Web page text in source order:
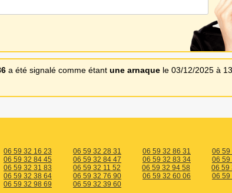
a été signalé comme étant une arnaque le 03/12/2025 à
06 59 32 16 23 06 59 32 28 31 06 59 32 86 31
06 59
06 59 32 84 45 06 59 32 84 47 06 59 32 83 34
06 59
06 59 32 31 83 06 59 32 11 52 06 59 32 94 58
06 59
06 59 32 38 64 06 59 32 76 90 06 59 32 60 06
06 59
06 59 32 98 69 06 59 32 39 60